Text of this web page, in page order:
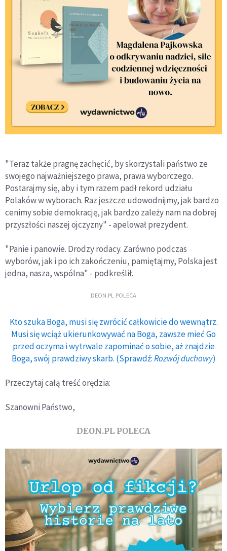
"Teraz także pragnę zachęcić, by skorzystali państwo ze
swojego najważniejszego prawa, prawa wyborczego.
Postarajmy się, aby i tym razem padł rekord udziału
Polaków w wyborach. Raz jeszcze udowodnijmy, jak bardzo
cenimy sobie demokrację, jak bardzo zależy nam na dobrej
przyszłości naszej ojczyzny" - apelował prezydent.
"Panie i panowie. Drodzy rodacy. Zarówno podczas
wyborów, jak i po ich zakończeniu, pamiętajmy, Polska jest
jedna, nasza, wspólna" - podkreślił.
DEON.PL POLECA
Kto szuka Boga, musi się zwrócić całkowicie do wewnątrz.
Musi się wciąż ukierunkowywać na Boga, zawsze mieć Go
przed oczyma i wytrwale zapominać o sobie, aż znajdzie
Boga, swój prawdziwy skarb. (Sprawdź:Rozwój duchowy)
Przeczytaj całą treść orędzia:
Szanowni Państwo,
DEON.PL POLECA